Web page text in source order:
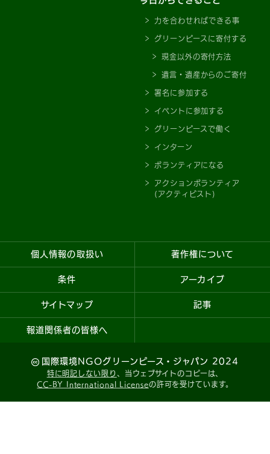
力を合わせればできる事
グリーンピースに寄付する
現金以外の寄付方法
遺言・遺産からのご寄付
署名に参加する
イベントに参加する
グリーンピースで働く
インターン
ボランティアになる
アクションボランティア
(アクティビスト)
個人情報の取扱い 著作権について
条件 アーカイブ
サイトマップ 記事
報道関係者の皆様へ
国際環境NGOグリーンピース・ジャパン 2024
特に明記しない限り 、当ウェブサイトのコピーは、
CC-BY International Licenseの許可を受けています。